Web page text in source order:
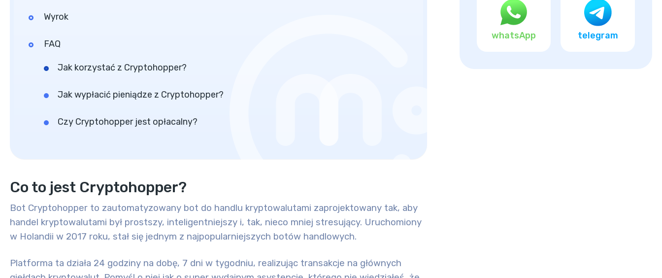
Wyrok
FAQ
Jak korzystać z Cryptohopper?
Jak wypłacić pieniądze z Cryptohopper?
Czy Cryptohopper jest opłacalny?
Co to jest Cryptohopper?
Bot Cryptohopper to zautomatyzowany bot do handlu kryptowalutami zaprojektowany tak, aby
handel kryptowalutami był prostszy, inteligentniejszy i, tak, nieco mniej stresujący. Uruchomiony
w Holandii w 2017 roku, stał się jednym z najpopularniejszych botów handlowych.
Platforma ta działa 24 godziny na dobę, 7 dni w tygodniu, realizując transakcje na głównych
whatsApp telegram